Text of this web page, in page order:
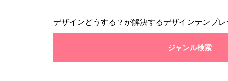
デザインどうする？が解決するデザインテンプ
ジャンル検索